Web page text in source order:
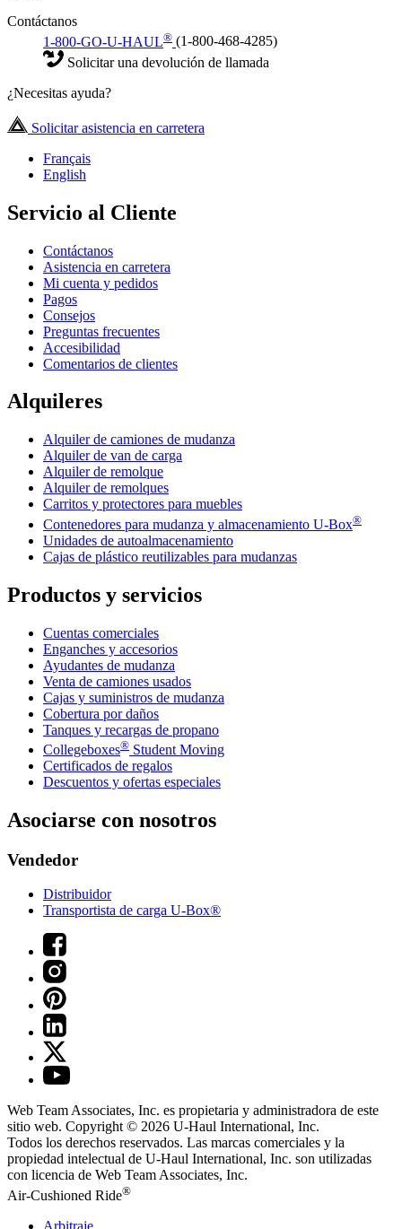
Contáctanos
1-800-GO-U-HAUL® (1-800-468-4285)
Solicitar una devolución de llamada
¿Necesitas ayuda?
Solicitar asistencia en carretera
Français
English
Servicio al Cliente
Contáctanos
Asistencia en carretera
Mi cuenta y pedidos
Pagos
Consejos
Preguntas frecuentes
Accesibilidad
Comentarios de clientes
Alquileres
Alquiler de camiones de mudanza
Alquiler de van de carga
Alquiler de remolque
Alquiler de remolques
Carritos y protectores para muebles
Contenedores para mudanza y almacenamiento U-Box®
Unidades de autoalmacenamiento
Cajas de plástico reutilizables para mudanzas
Productos y servicios
Cuentas comerciales
Enganches y accesorios
Ayudantes de mudanza
Venta de camiones usados
Cajas y suministros de mudanza
Cobertura por daños
Tanques y recargas de propano
Collegeboxes® Student Moving
Certificados de regalos
Descuentos y ofertas especiales
Asociarse con nosotros
Vendedor
Distribuidor
Transportista de carga U-Box®
Web Team Associates, Inc. es propietaria y administradora de este
sitio web. Copyright © 2026 U-Haul International, Inc.
Todos los derechos reservados. Las marcas comerciales y la
propiedad intelectual de U-Haul International, Inc. son utilizadas
con licencia de Web Team Associates, Inc.
Air-Cushioned Ride®
Arbitraje